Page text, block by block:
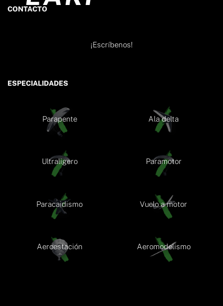
CONTACTO
¡Escríbenos!
ESPECIALIDADES
Parapente
Ultraligero
Ala delta
Paramotor
Paracaidismo
Aeroestación
Vuelo a motor
Aeromodelismo